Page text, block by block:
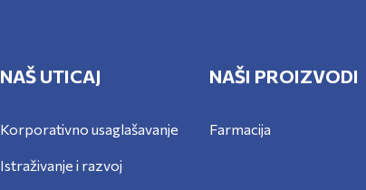
NAŠ UTICAJ
Korporativno usaglašavanje
Istraživanje i razvoj
NAŠI PROIZVODI
Farmacija